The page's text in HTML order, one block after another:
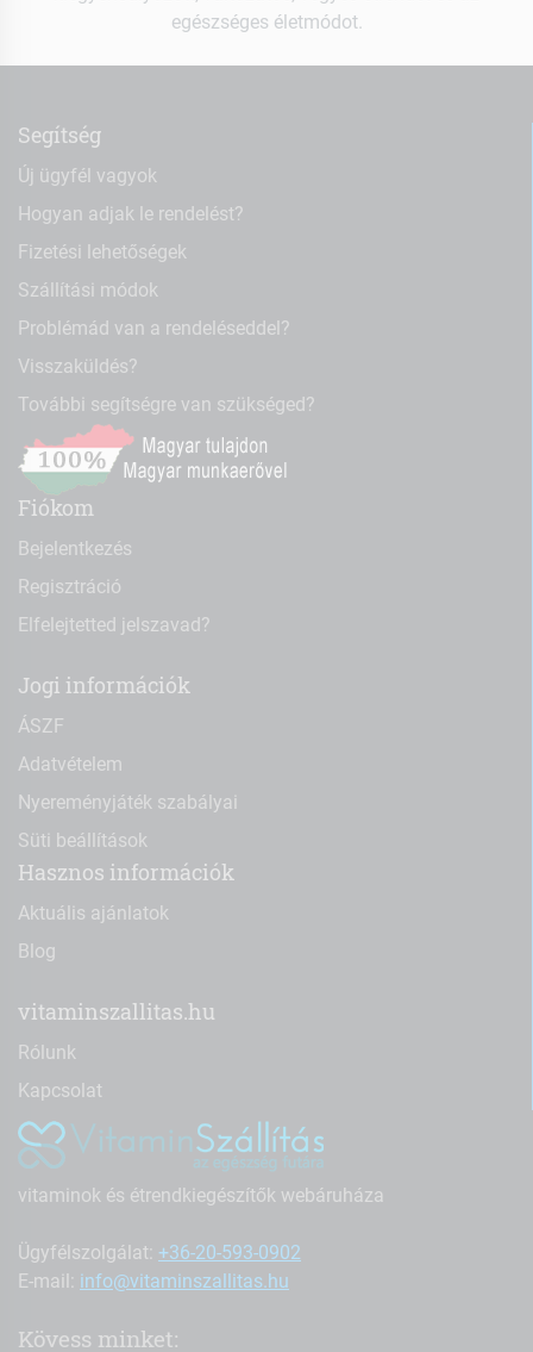
egészséges életmódot.
Segítség
Új ügyfél vagyok
Hogyan adjak le rendelést?
Fizetési lehetőségek
Szállítási módok
Problémád van a rendeléseddel?
Visszaküldés?
További segítségre van szükséged?
Fiókom
Bejelentkezés
Regisztráció
Elfelejtetted jelszavad?
Jogi információk
ÁSZF
Adatvételem
Nyereményjáték szabályai
Süti beállítások
Hasznos információk
Aktuális ajánlatok
Blog
vitaminszallitas.hu
Rólunk
Kapcsolat
vitaminok és étrendkiegészítők webáruháza
Ügyfélszolgálat: +36-20-593-0902
E-mail: info@vitaminszallitas.hu
Kövess minket: